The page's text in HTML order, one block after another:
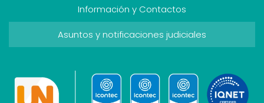
Información y Contactos
Asuntos y notificaciones judiciales